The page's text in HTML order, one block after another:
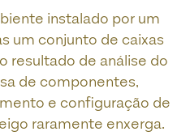
instalado por um
um conjunto de caixas
resultado de análise do
de componentes,
e configuração de
raramente enxerga.